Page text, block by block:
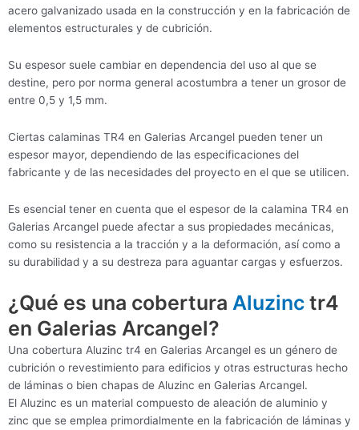
acero galvanizado usada en la construcción y en la fabricación de
elementos estructurales y de cubrición.
Su espesor suele cambiar en dependencia del uso al que se
destine, pero por norma general acostumbra a tener un grosor de
entre 0,5 y 1,5 mm.
Ciertas calaminas TR4 en Galerias Arcangel pueden tener un
espesor mayor, dependiendo de las especificaciones del
fabricante y de las necesidades del proyecto en el que se utilicen.
Es esencial tener en cuenta que el espesor de la calamina TR4 en
Galerias Arcangel puede afectar a sus propiedades mecánicas,
como su resistencia a la tracción y a la deformación, así como a
su durabilidad y a su destreza para aguantar cargas y esfuerzos.
¿Qué es una cobertura Aluzinc tr4
en Galerias Arcangel?
Una cobertura Aluzinc tr4 en Galerias Arcangel es un género de
cubrición o revestimiento para edificios y otras estructuras hecho
de láminas o bien chapas de Aluzinc en Galerias Arcangel.
El Aluzinc es un material compuesto de aleación de aluminio y
zinc que se emplea primordialmente en la fabricación de láminas y